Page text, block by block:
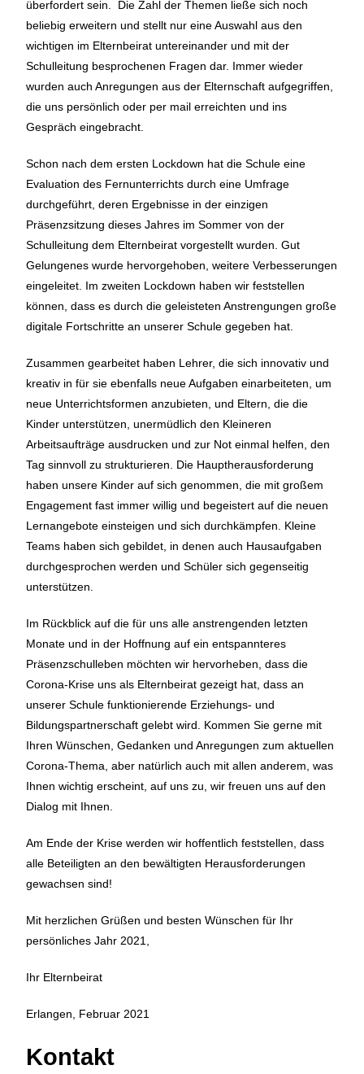
überfordert sein. Die Zahl der Themen ließe sich noch
beliebig erweitern und stellt nur eine Auswahl aus den
wichtigen im Elternbeirat untereinander und mit der
Schulleitung besprochenen Fragen dar. Immer wieder
wurden auch Anregungen aus der Elternschaft aufgegriffen,
die uns persönlich oder per mail erreichten und ins
Gespräch eingebracht.
Schon nach dem ersten Lockdown hat die Schule eine
Evaluation des Fernunterrichts durch eine Umfrage
durchgeführt, deren Ergebnisse in der einzigen
Präsenzsitzung dieses Jahres im Sommer von der
Schulleitung dem Elternbeirat vorgestellt wurden. Gut
Gelungenes wurde hervorgehoben, weitere Verbesserungen
eingeleitet. Im zweiten Lockdown haben wir feststellen
können, dass es durch die geleisteten Anstrengungen große
digitale Fortschritte an unserer Schule gegeben hat.
Zusammen gearbeitet haben Lehrer, die sich innovativ und
kreativ in für sie ebenfalls neue Aufgaben einarbeiteten, um
neue Unterrichtsformen anzubieten, und Eltern, die die
Kinder unterstützen, unermüdlich den Kleineren
Arbeitsaufträge ausdrucken und zur Not einmal helfen, den
Tag sinnvoll zu strukturieren. Die Hauptherausforderung
haben unsere Kinder auf sich genommen, die mit großem
Engagement fast immer willig und begeistert auf die neuen
Lernangebote einsteigen und sich durchkämpfen. Kleine
Teams haben sich gebildet, in denen auch Hausaufgaben
durchgesprochen werden und Schüler sich gegenseitig
unterstützen.
Im Rückblick auf die für uns alle anstrengenden letzten
Monate und in der Hoffnung auf ein entspannteres
Präsenzschulleben möchten wir hervorheben, dass die
Corona-Krise uns als Elternbeirat gezeigt hat, dass an
unserer Schule funktionierende Erziehungs- und
Bildungspartnerschaft gelebt wird. Kommen Sie gerne mit
Ihren Wünschen, Gedanken und Anregungen zum aktuellen
Corona-Thema, aber natürlich auch mit allen anderem, was
Ihnen wichtig erscheint, auf uns zu, wir freuen uns auf den
Dialog mit Ihnen.
Am Ende der Krise werden wir hoffentlich feststellen, dass
alle Beteiligten an den bewältigten Herausforderungen
gewachsen sind!
Mit herzlichen Grüßen und besten Wünschen für Ihr
persönliches Jahr 2021,
Ihr Elternbeirat
Erlangen, Februar 2021
Kontakt